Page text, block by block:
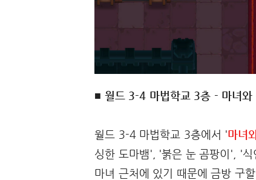
■ 월드 3-4 마법학교 3층 - 마녀와
월드 3-4 마법학교 3층에서 '마녀
싱한 도마뱀', '붉은 눈 곰팡이', '
마녀 근처에 있기 때문에 금방 구